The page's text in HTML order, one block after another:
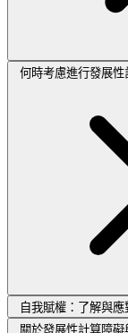
何時考慮進行發展
自我賦權：了解與
關於發展性計算障